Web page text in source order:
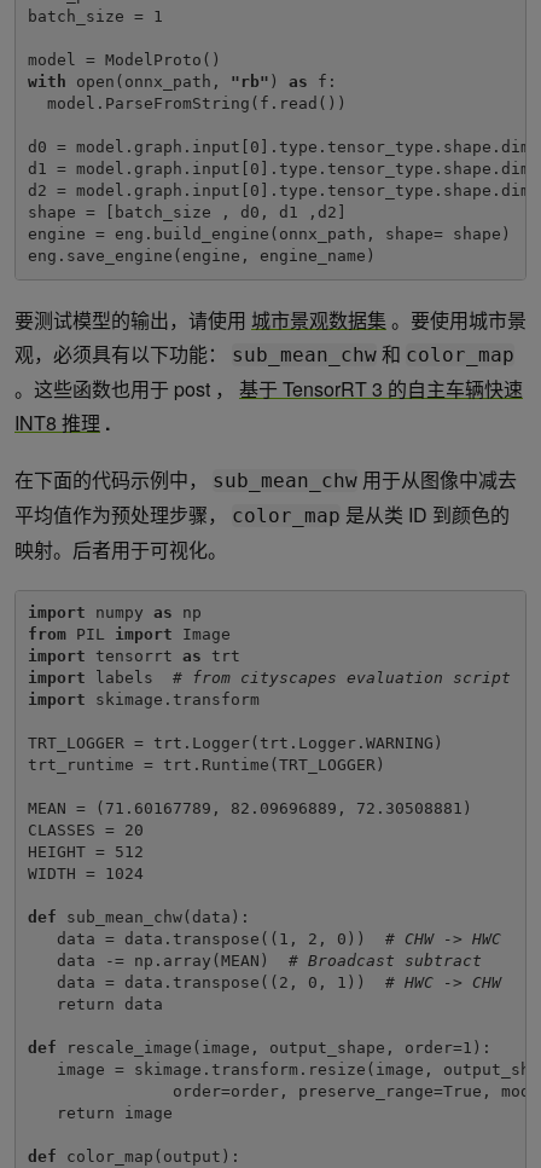
batch_size = 1
with open(onnx_path, "rb" ) as f:
model.ParseFromString(f.read())
d0 =
d1 =
d2 =
shape = [batch_size , d0, d1 ,d2]
engine = eng.build_engine(onnx_path, shape= shape)
eng.save_engine(engine, engine_name)
要测试模型的输出，请使用 城市景观数据集 。要使用城市景
观，必须具有以下功能：
sub_mean_chw 和 color_map
。这些函数也用于 post ， 基于 TensorRT 3 的自主车辆快速
INT8 推理 .
在下面的代码示例中， sub_mean_chw 用于从图像中减去
平均值作为预处理步骤，
color_map 是从类 ID 到颜色的
映射。后者用于可视化。
import numpy as
from PIL import
import tensorrt as
import labels # from cityscapes evaluation script
import skimage.transform
TRT_LOGGER = trt.Logger(trt.Logger.WARNING)
trt_runtime = trt.Runtime(TRT_LOGGER)
MEAN = (71.60167789, 82.09696889, 72.30508881)
CLASSES = 20
HEIGHT = 512
WIDTH = 1024
def sub_mean_chw(data):
data = data.transpose((1, 2, 0)) # CHW -> HWC
data -= np.array(MEAN) # Broadcast subtract
data = data.transpose((2, 0, 1)) # HWC -> CHW
return data
def rescale_image(image, output_shape, order=1):
image = skimage.transform.resize(image,
order=order, preserve_range=True,
return image
def color_map(output):